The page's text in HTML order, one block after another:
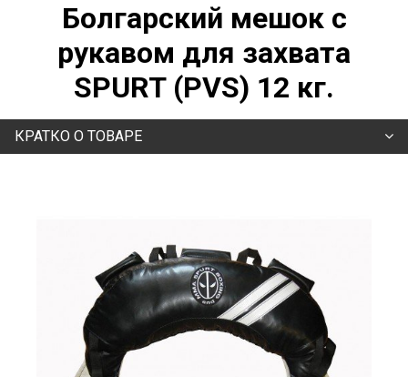
Туризм и активный отдых
Игровые Виды
Единоборства
Наградная атрибутика
Спортивные Залы
Спортивное питание
Болгарский мешок c
рукавом для захвата
SPURT (PVS) 12 кг.
КРАТКО О ТОВАРЕ